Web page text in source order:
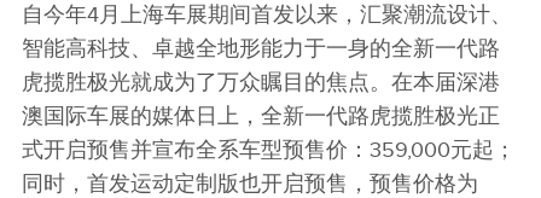
自今年4月上海车展期间首发以来，汇聚潮流设计、
智能高科技、卓越全地形能力于一身的全新一代路
虎揽胜极光就成为了万众瞩目的焦点。在本届深港
澳国际车展的媒体日上，全新一代路虎揽胜极光正
式开启预售并宣布全系车型预售价：359,000元起；
同时，首发运动定制版也开启预售，预售价格为